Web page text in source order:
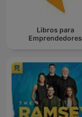
Libros para
Emprendedores